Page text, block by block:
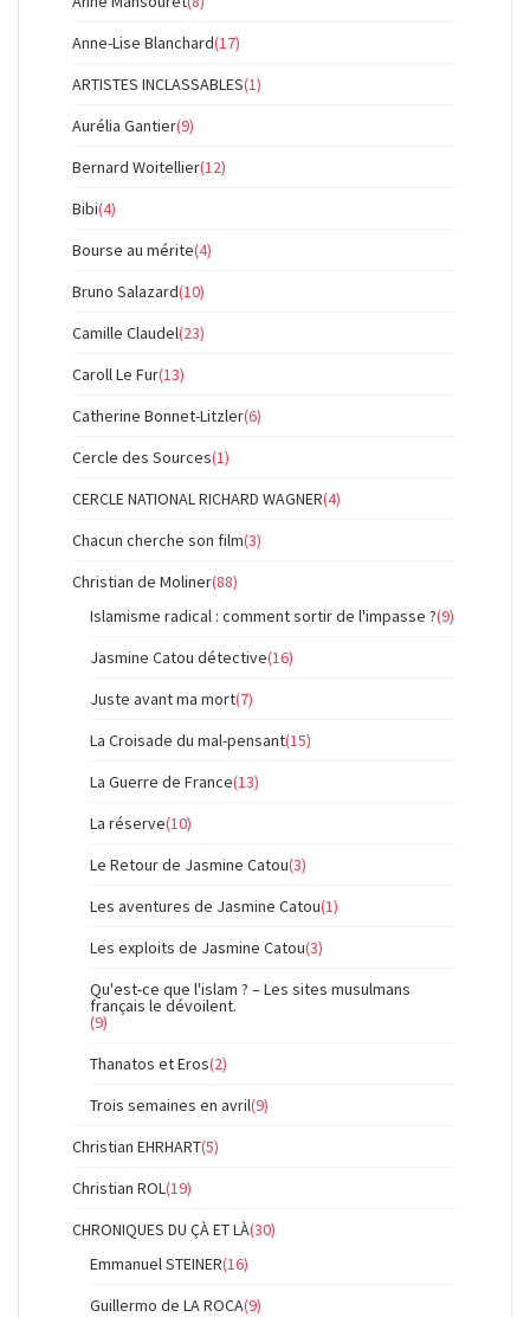
Anne-Lise Blanchard(17)
ARTISTES INCLASSABLES(1)
Aurélia Gantier(9)
Bernard Woitellier(12)
Bibi(4)
Bourse au mérite(4)
Bruno Salazard(10)
Camille Claudel(23)
Caroll Le Fur(13)
Catherine Bonnet-Litzler(6)
Cercle des Sources(1)
CERCLE NATIONAL RICHARD WAGNER(4)
Chacun cherche son film(3)
Christian de Moliner(88)
Islamisme radical : comment sortir de l'impasse ?(9)
Jasmine Catou détective(16)
Juste avant ma mort(7)
La Croisade du mal-pensant(15)
La Guerre de France(13)
La réserve(10)
Le Retour de Jasmine Catou(3)
Les aventures de Jasmine Catou(1)
Les exploits de Jasmine Catou(3)
Qu'est-ce que l'islam ? – Les sites musulmans
français le dévoilent.
(9)
Thanatos et Eros(2)
Trois semaines en avril(9)
Christian EHRHART(5)
Christian ROL(19)
CHRONIQUES DU ÇÀ ET LÀ(30)
Emmanuel STEINER(16)
Guillermo de LA ROCA(9)